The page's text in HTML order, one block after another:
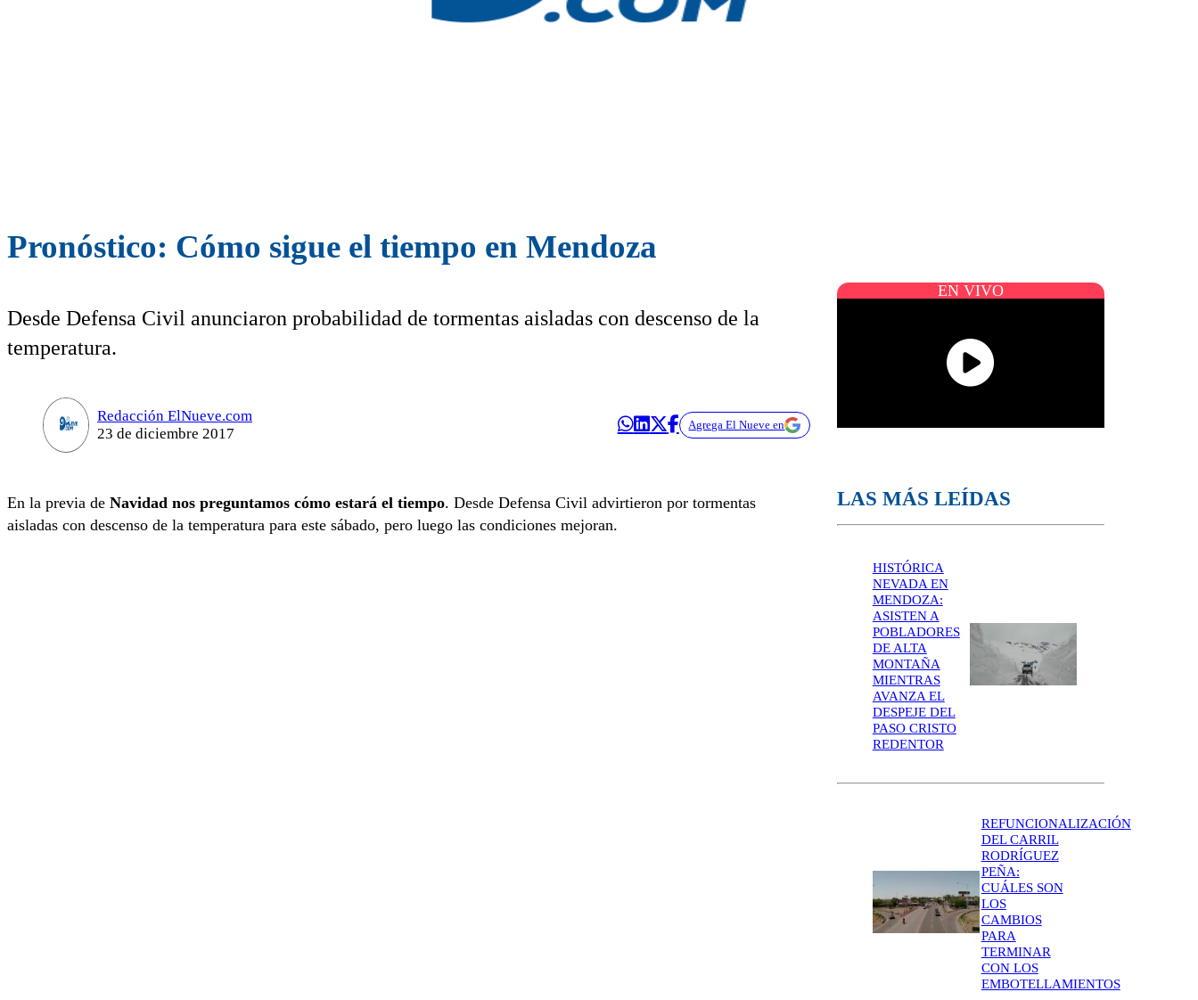
Pronóstico: Cómo sigue el tiempo en Mendoza
Desde Defensa Civil anunciaron probabilidad de tormentas aisladas con descenso de la
temperatura.
Redacción ElNueve.com
23 de diciembre 2017
Agrega El Nueve en
En la previa de Navidad nos preguntamos cómo estará el tiempo. Desde Defensa Civil advirtieron por tormentas
aisladas con descenso de la temperatura para este sábado, pero luego las condiciones mejoran.
EN VIVO
LAS MÁS LEÍDAS
HISTÓRICA
NEVADA EN
MENDOZA:
ASISTEN A
POBLADORES
DE ALTA
MONTAÑA
MIENTRAS
AVANZA EL
DESPEJE DEL
PASO CRISTO
REDENTOR
REFUNCIONALIZACIÓN
DEL CARRIL
RODRÍGUEZ
PEÑA:
CUÁLES SON
LOS
CAMBIOS
PARA
TERMINAR
CON LOS
EMBOTELLAMIENTOS